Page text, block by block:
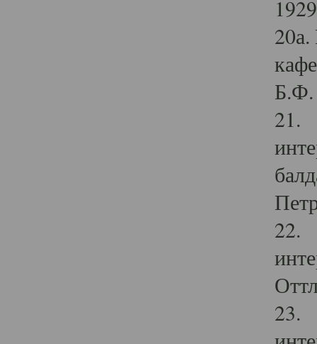
Б.Ф.
21.
22.
23.